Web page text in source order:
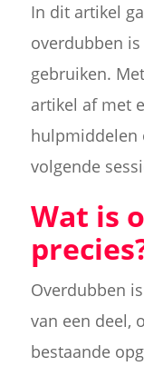
In dit artikel
overdubben
gebruiken.
artikel af met
hulpmiddelen
volgende
Wat is
Overdubben
van een deel,
bestaande